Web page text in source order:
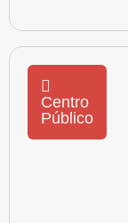
Centro
Público